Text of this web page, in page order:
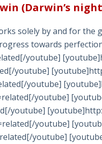
(Darwin’s
solely by and for the
towards
youtube]
youtube]
youtube]
youtube]
youtube]
youtube]
youtube]